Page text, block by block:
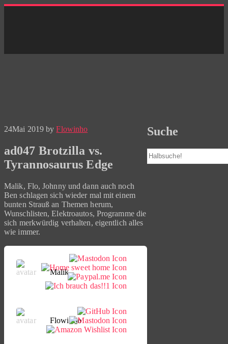
Skip
24Mai 2019 byFlowinho
ad047 Brotzilla vs.
Tyrannosaurus Edge
Malik, Flo, Johnny und dann auch noch
Ben schlagen sich wieder mal mit einem
bunten Strauß an Themen herum,
Wunschlisten, Elektroautos, Programme die
sich merkwürdig verhalten, eigentlich alles
wie immer.
Malik
Flowinho
Suche
Suchen